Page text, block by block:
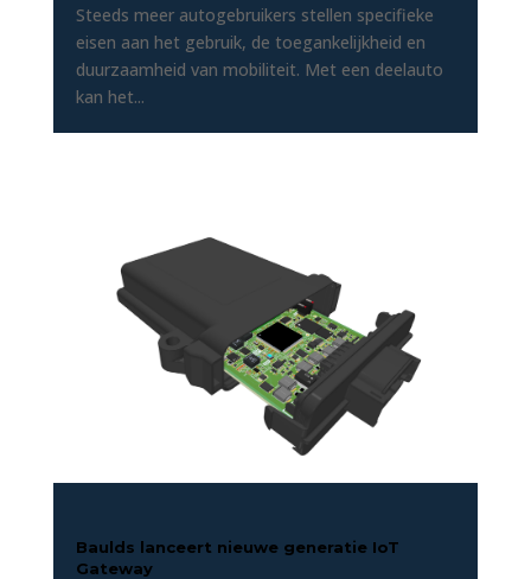
Steeds meer autogebruikers stellen specifieke
eisen aan het gebruik, de toegankelijkheid en
duurzaamheid van mobiliteit. Met een deelauto
kan het...
Baulds lanceert nieuwe generatie IoT
Gateway